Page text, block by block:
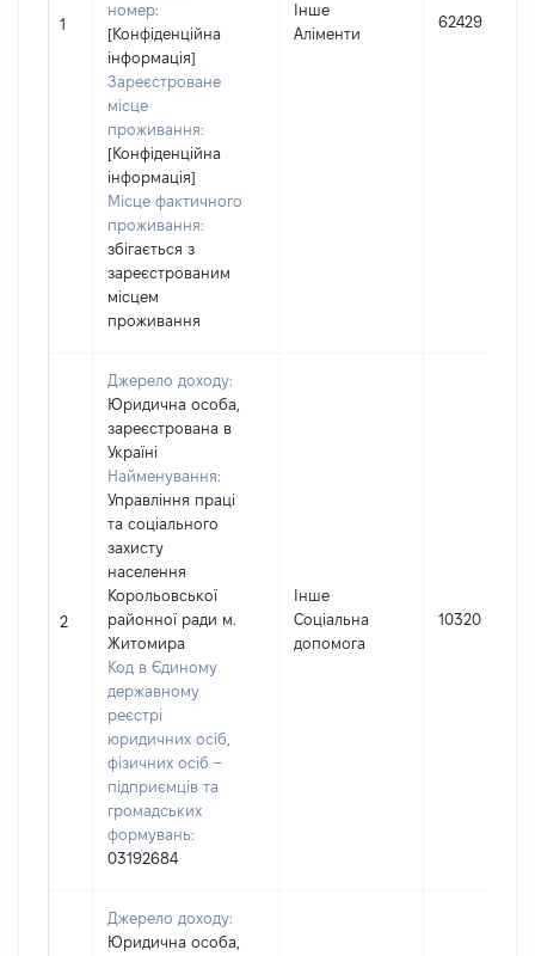
1
номер:
[Конфіденційна
інформація]
Зареєстроване
місце
проживання:
[Конфіденційна
інформація]
Місце фактичного
проживання:
збігається з
зареєстрованим
місцем
проживання
Інше
Аліменти
62429
2
Джерело доходу:
Юридична особа,
зареєстрована в
Україні
Найменування:
Управління праці
та соціального
захисту
населення
Корольовської
районної ради м.
Житомира
Код в Єдиному
державному
реєстрі
юридичних осіб,
фізичних осіб –
підприємців та
громадських
формувань:
03192684
Інше
Соціальна
допомога
10320
Джерело доходу:
Юридична особа,